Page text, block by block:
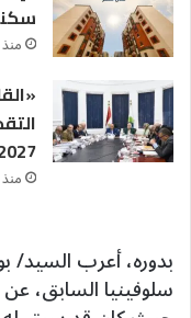
بدوره، أعرب السيد/
سلوفينيا السابق،